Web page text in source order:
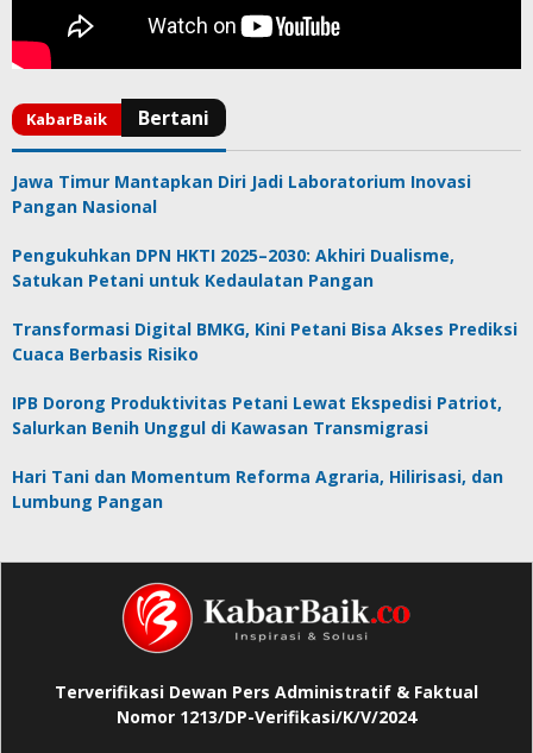
Jawa Timur Mantapkan Diri Jadi Laboratorium Inovasi
Pangan Nasional
Pengukuhkan DPN HKTI 2025–2030: Akhiri Dualisme,
Satukan Petani untuk Kedaulatan Pangan
Transformasi Digital BMKG, Kini Petani Bisa Akses Prediksi
Cuaca Berbasis Risiko
IPB Dorong Produktivitas Petani Lewat Ekspedisi Patriot,
Salurkan Benih Unggul di Kawasan Transmigrasi
Hari Tani dan Momentum Reforma Agraria, Hilirisasi, dan
Lumbung Pangan
Terverifikasi Dewan Pers Administratif & Faktual
Nomor 1213/DP-Verifikasi/K/V/2024